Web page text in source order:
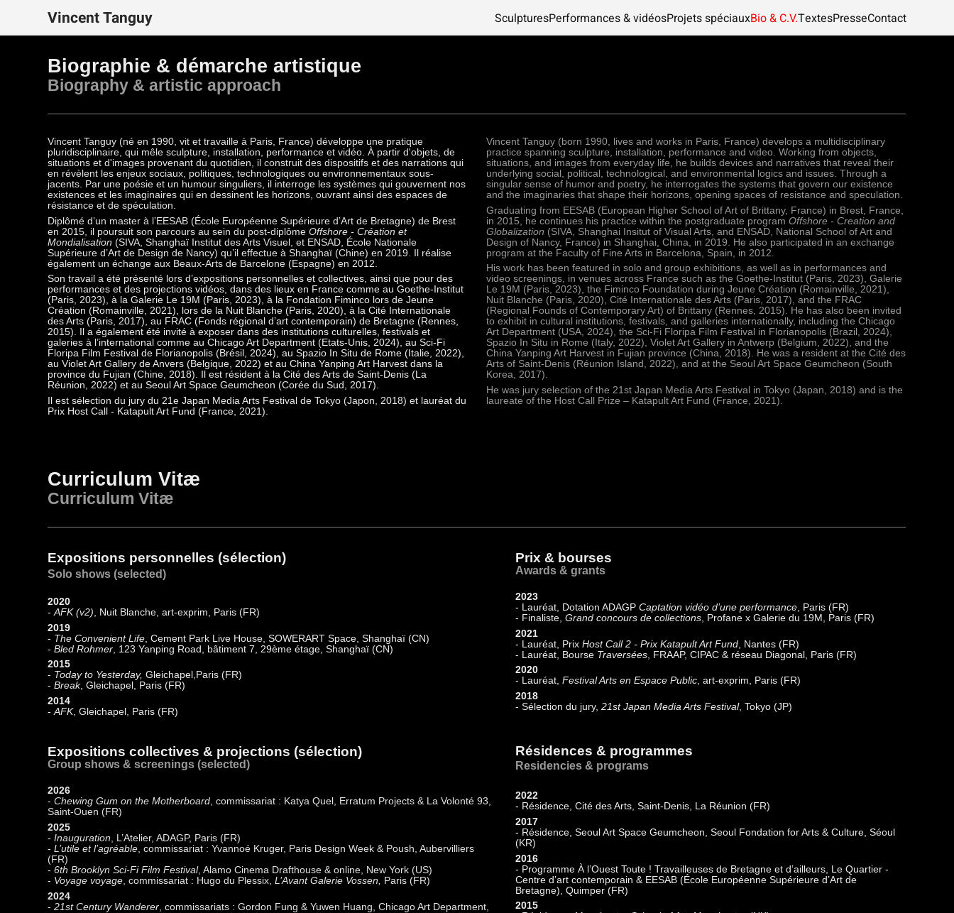
Vincent Tanguy SculpturesPerformances & vidéosProjets spéciauxBio & C.V.TextesPresseContact
Biographie & démarche artistique
Biography & artistic approach
Vincent Tanguy (né en 1990, vit et travaille à Paris, France) développe une pratique
pluridisciplinaire, qui mêle sculpture, installation, performance et vidéo. À partir d'objets, de
situations et d'images provenant du quotidien, il construit des dispositifs et des narrations qui
en révèlent les enjeux sociaux, politiques, technologiques ou environnementaux sous-
jacents. Par une poésie et un humour singuliers, il interroge les systèmes qui gouvernent nos
existences et les imaginaires qui en dessinent les horizons, ouvrant ainsi des espaces de
résistance et de spéculation.
Diplômé d’un master à l’EESAB‭ (‬École Européenne Supérieure d’Art de Bretagne‭) ‬de Brest
en 2015‭, ‬il poursuit son parcours au sein du post-diplôme‭ ‬Offshore‭ - ‬Création et
Mondialisation ‭ (SIVA, Shanghaï Institut des Arts Visuel, et‬ ENSAD‭, ‬École Nationale
Supérieure d’Art de Design de Nancy‭) ‬qu’il effectue à Shanghaï‭ (‬Chine‭) ‬en 2019‭. ‬Il réalise
également un échange aux Beaux-Arts de Barcelone‭ (‬Espagne‭) ‬en 2012‭.‬
Son travail a été présenté lors d’expositions personnelles et collectives, ainsi que pour des
performances et des projections vidéos, dans des lieux en France comme au Goethe-Institut
(Paris, 2023), à la Galerie Le 19M (Paris, 2023), à la Fondation Fiminco lors de Jeune
Création (Romainville, 2021), lors de la Nuit Blanche (Paris, 2020), à la Cité Internationale
des Arts (Paris, 2017), au FRAC (Fonds régional d’art contemporain) de Bretagne (Rennes,
2015). Il a également été invité à exposer dans des institutions culturelles, festivals et
galeries à l’international comme au Chicago Art Department (Etats-Unis, 2024), au Sci-Fi
Floripa Film Festival de Florianopolis (Brésil, 2024), au Spazio In Situ de Rome (Italie, 2022),
au Violet Art Gallery de Anvers (Belgique, 2022) et au China Yanping Art Harvest dans la
province du Fujian (Chine, 2018). Il est résident à la Cité des Arts de Saint-Denis (La
Réunion, 2022) et au Seoul Art Space Geumcheon (Corée du Sud, 2017).
Il est sélection du jury du 21e Japan Media Arts Festival de Tokyo (Japon, 2018) et lauréat du
Prix Host Call - Katapult Art Fund (France, 2021).
Vincent Tanguy (born 1990, lives and works in Paris, France) develops a multidisciplinary
practice spanning sculpture, installation, performance and video. Working from objects,
situations, and images from everyday life, he builds devices and narratives that reveal their
underlying social, political, technological, and environmental logics and issues. Through a
singular sense of humor and poetry, he interrogates the systems that govern our existence
and the imaginaries that shape their horizons, opening spaces of resistance and speculation.
Graduating from EESAB‭ (‬European Higher School of Art of Brittany‭, ‬France‭) ‬in Brest‭, ‬France‭,
‬in 2015‭, ‬he continues his practice within the postgraduate program‭‬Offshore‭ - ‬Creation and
Globalization (SIVA, Shanghai Insitut of Visual Arts, and ‬ENSAD‭, ‬National School of Art and
Design of Nancy‭, ‬France‭) ‬in Shanghai‭, ‬China‭, ‬in 2019 . ‬He also participated in an exchange‭
‬program at the Faculty of Fine Arts in Barcelona‭, ‬Spain‭, ‬in 2012‭.‬
His work has been featured in solo and group exhibitions, as well as in performances and
video screenings, in venues across France such as the Goethe-Institut (Paris, 2023), Galerie
Le 19M (Paris, 2023), the Fiminco Foundation during Jeune Création (Romainville, 2021),
Nuit Blanche (Paris, 2020), Cité Internationale des Arts (Paris, 2017), and the FRAC
(Regional Founds of Contemporary Art) of Brittany (Rennes, 2015). He has also been invited
to exhibit in cultural institutions, festivals, and galleries internationally, including the Chicago
Art Department (USA, 2024), the Sci-Fi Floripa Film Festival in Florianopolis (Brazil, 2024),
Spazio In Situ in Rome (Italy, 2022),Violet Art Gallery in Antwerp‭ (‬Belgium‭, ‬2022‭), ‬and the
China Yanping Art Harvest in Fujian province‭ (‬China‭, ‬2018‭). He was a resident at the Cité des
Arts of Saint-Denis (Réunion Island, 2022), and at the Seoul Art Space Geumcheon (South
Korea, 2017).
He was jury selection of the 21st Japan Media Arts Festival in Tokyo (Japan, 2018) and is the
laureate of the Host Call Prize – Katapult Art Fund (France, 2021).
Curriculum Vitæ
Curriculum Vitæ
Expositions personnelles (sélection)
Solo shows (selected)
2020
-AFK (v2) , Nuit Blanche, art-exprim, Paris (FR)
2019
- The Convenient Life , Cement Park Live House, SOWERART Space, Shanghaï (CN)
-Bled Rohmer , 123 Yanping Road, bâtiment 7, 29ème étage, Shanghaï (CN)
2015
- Today to Yesterday, Gleichapel,Paris (FR)
-Break, Gleichapel, Paris (FR)
2014
-AFK, Gleichapel, Paris (FR)
Expositions collectives & projections (sélection)
Group shows & screenings (selected)
2026
-Chewing Gum on the Motherboard , commissariat : Katya Quel, Erratum Projects & La Volonté 93,
Saint-Ouen (FR)
2025
-Inauguration , L’Atelier, ADAGP, Paris (FR)
-L’utile et l’agréable , commissariat : Yvannoé Kruger, Paris Design Week & Poush, Aubervilliers
(FR)
-6th Brooklyn Sci-Fi Film Festival, Alamo Cinema Drafthouse & online, New York (US)
- Voyage voyage , commissariat : Hugo du Plessix,L’Avant Galerie Vossen, Paris (FR)
2024
-21st Century Wanderer , commissariats : Gordon Fung & Yuwen Huang, Chicago Art Department,
Prix & bourses
Awards & grants
2023
- Lauréat, Dotation ADAGPCaptation vidéo d’une performance , Paris (FR)
- Finaliste,Grand concours de collections , Profane x Galerie du 19M, Paris (FR)
2021
- Lauréat, PrixHost Call 2 - Prix Katapult Art Fund , Nantes (FR)
- Lauréat, Bourse Traversées , FRAAP, CIPAC & réseau Diagonal, Paris (FR)
2020
- Lauréat,Festival Arts en Espace Public, art-exprim, Paris (FR)
2018
- Sélection du jury,21st Japan Media Arts Festival, Tokyo (JP)
Résidences & programmes
Residencies & programs
2022
- Résidence, Cité des Arts, Saint-Denis, La Réunion (FR)
2017
- Résidence, Seoul Art Space Geumcheon, Seoul Fondation for Arts & Culture, Séoul
(KR)
2016
- Programme À l’Ouest Toute ! Travailleuses de Bretagne et d’ailleurs, Le Quartier -
Centre d’art contemporain & EESAB (École Européenne Supérieure d’Art de
Bretagne), Quimper (FR)
2015